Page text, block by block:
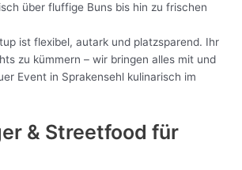
über fluffige Buns bis hin zu frischen
ist flexibel, autark und platzsparend. Ihr
zu kümmern – wir bringen alles mit und
Event in Sprakensehl kulinarisch im
& Streetfood für